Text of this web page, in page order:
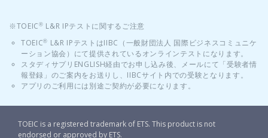
※TOEIC® L&R IPテストに関するご注意
TOEIC® L&R IPテストはIIBC（一般財団法人 国際ビジネスコミュニケ
ーション協会）にて提供されているオンラインテストになります。
スタディサプリENGLISH経由でお申し込み後、メールにて「受験者情
報登録」のご案内をお送りし、IIBCサイト内での受験となります。
アプリのご利用には別途ご契約が必要になります。
TOEIC is a registered trademark of ETS. This product is not
endorsed or approved by ETS.